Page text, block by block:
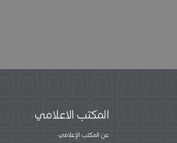
المكتب الاعلامي
عن المكتب الإعلامي